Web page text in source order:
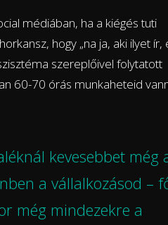
médiában, ha a kiégés tuti
hogy „na ja, aki ilyet ír,
szereplőivel folytatott
60-70 órás munkaheteid
kevesebbet még
a vállalkozásod –
még mindezekre a